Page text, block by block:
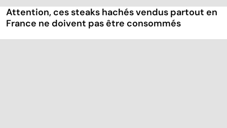
Attention, ces steaks hachés vendus partout en
France ne doivent pas être consommés